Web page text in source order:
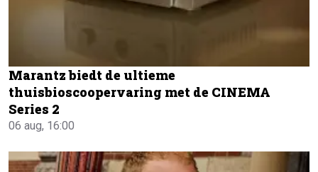
Marantz biedt de ultieme
thuisbioscoopervaring met de CINEMA
Series 2
06 aug, 16:00